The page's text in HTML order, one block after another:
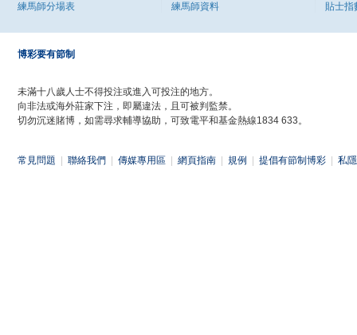
練馬師分場表
練馬師資料
貼士指
博彩要有節制
未滿十八歲人士不得投注或進入可投注的地方。
向非法或海外莊家下注，即屬違法，且可被判監禁。
切勿沉迷賭博，如需尋求輔導協助，可致電平和基金熱線1834 633。
常見問題 聯絡我們 傳媒專用區 網頁指南 規例 提倡有節制博彩 私